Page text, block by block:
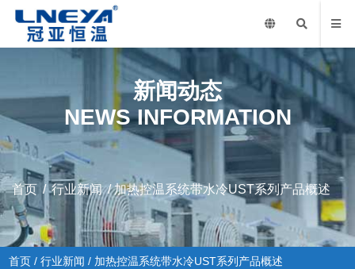
新闻动态
NEWS INFORMATION
首页 /行业新闻/ 加热控温系统带水冷UST系列产品概述
首页 /行业新闻 / 加热控温系统带水冷UST系列产品概述